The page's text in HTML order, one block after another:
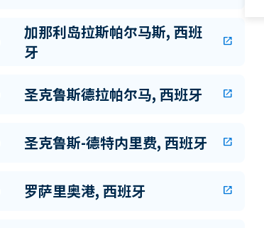
加那利岛拉斯帕尔马斯, 西班
牙
open_in_new
圣克鲁斯德拉帕尔马, 西班牙 open_in_new
圣克鲁斯-德特内里费, 西班牙 open_in_new
罗萨里奥港, 西班牙 open_in_new